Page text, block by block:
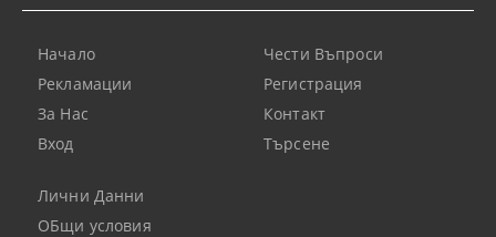
Начало
Рекламации
За Нас
Вход
Чести Въпроси
Регистрация
Контакт
Търсене
Лични Данни
ОБщи условия